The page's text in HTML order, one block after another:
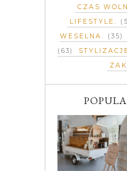
CZAS
LIFESTYLE
WESELNA
(35)
(63)